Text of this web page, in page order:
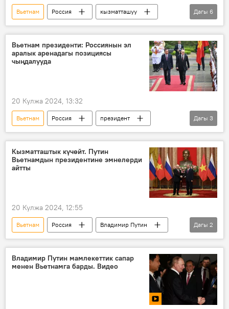
Вьетнам Россия
кызматташуу
достук
Саясат
талкуу
президент
Владимир Путин
То Лам
Дагы 6
Вьетнам президенти: Россиянын эл
аралык аренадагы позициясы
чыңдалууда
20 Кулжа 2024, 13:32
Вьетнам Россия
президент
кызматташуу
То Лам
Владимир Путин
Дагы 3
Кызматташтык күчөйт. Путин
Вьетнамдын президентине эмнелерди
айтты
20 Кулжа 2024, 12:55
Вьетнам Россия
Владимир Путин
кызматташуу
То Лам
Дагы 2
Владимир Путин мамлекеттик сапар
менен Вьетнамга барды. Видео